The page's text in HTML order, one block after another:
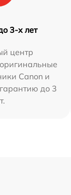
3-х лет
центр
Canon и
до 3